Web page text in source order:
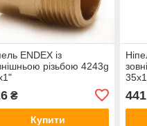
ENDEX із
різьбою 4243g
₴
Купити
441